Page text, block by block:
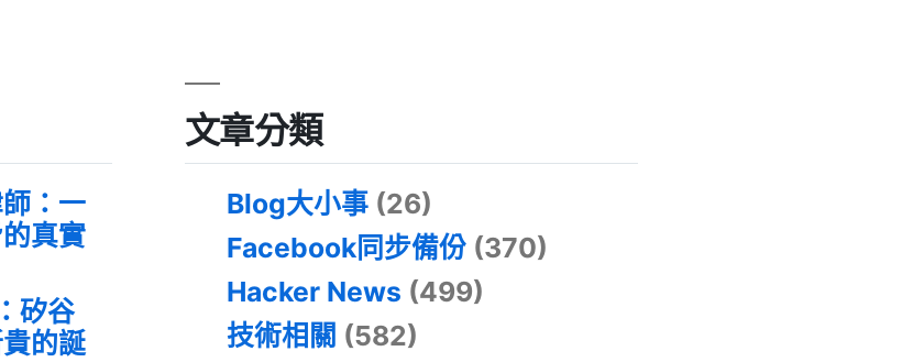
：一
真實
矽谷
的誕
文章分類
Blog大小事 (26)
Facebook同步備份 (370)
Hacker News (499)
技術相關 (582)